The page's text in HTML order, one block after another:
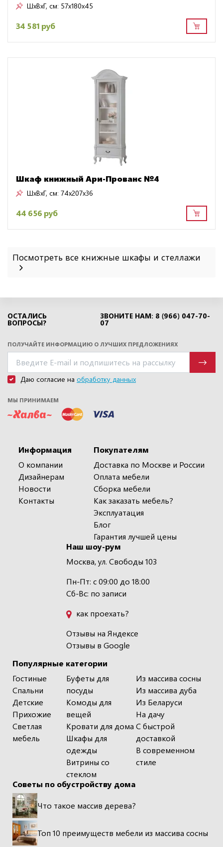
ШxВxГ, см: 57x180x45
34 581 руб
Шкаф книжный Ари-Прованс №4
ШxВxГ, см: 74x207x36
44 656 руб
Посмотреть все книжные шкафы и стеллажи
ОСТАЛИСЬ
ВОПРОСЫ?
ЗВОНИТЕ НАМ: 8 (966) 047-70-
07
ПОЛУЧАЙТЕ ИНФОРМАЦИЮ О ЛУЧШИХ ПРЕДЛОЖЕНИЯХ
Даю согласие на обработку данных
МЫ ПРИНИМАЕМ
Информация
О компании
Дизайнерам
Новости
Контакты
Популярные категории
Гостиные
Спальни
Детские
Прихожие
Светлая
мебель
Буфеты для
посуды
Комоды для
вещей
Кровати для дома
Шкафы для
одежды
Витрины со
стеклом
Из массива сосны
Из массива дуба
Из Беларуси
На дачу
С быстрой
доставкой
В современном
стиле
Покупателям
Доставка по Москве и России
Оплата мебели
Сборка мебели
Как заказать мебель?
Эксплуатация
Блог
Гарантия лучшей цены
Наш шоу-рум
Москва, ул. Свободы 103
Пн-Пт: с 09:00 до 18:00
Сб-Вс: по записи
как проехать?
Отзывы на Яндексе
Отзывы в Google
Советы по обустройству дома
Что такое массив дерева?
Топ 10 преимуществ мебели из массива сосны